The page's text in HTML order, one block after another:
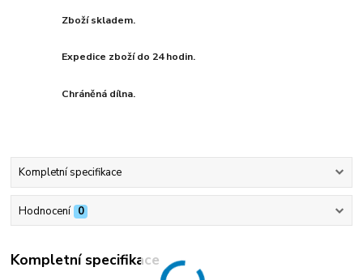
Zboží skladem.
Expedice zboží do 24 hodin.
Chráněná dílna.
Kompletní specifikace
Hodnocení 0
Kompletní specifikace